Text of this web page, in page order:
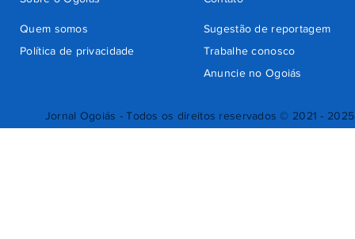
Jornal Ogoiás - Todos os direitos reservados © 2021 - 2025
Quem somos
Sugestão de reportagem
Trabalhe conosco
Política de privacidade
Anuncie no Ogoiás